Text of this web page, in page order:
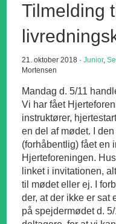
Tilmelding
21. oktober 2018 ·Junior,
Mortensen
Mandag d. 5/11
Vi har fået
instruktører,
en del af mødet. I
(forhåbentlig) fået en
Hjerteforeningen.
linket i invitationen,
til mødet eller ej. I
der, at der ikke er sat
på spejdermødet d.